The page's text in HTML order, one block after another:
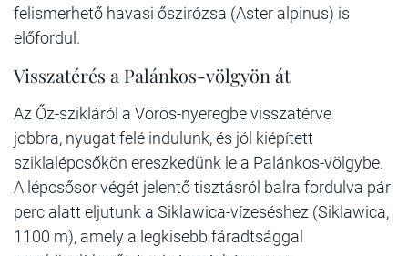
felismerhető havasi őszirózsa (Aster alpinus) is
előfordul.
Visszatérés a Palánkos-völgyön át
Az Őz-szikláról a Vörös-nyeregbe visszatérve
jobbra, nyugat felé indulunk, és jól kiépített
sziklalépcsőkön ereszkedünk le a Palánkos-völgybe.
A lépcsősor végét jelentő tisztásról balra fordulva pár
perc alatt eljutunk a Siklawica-vízeséshez (Siklawica,
1100 m), amely a legkisebb fáradtsággal